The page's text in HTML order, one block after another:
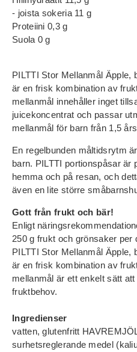
- joista sokeria 11 g
Proteiini 0,3 g
Suola 0 g
PILTTI Stor Mellanmål Äpple,
är en frisk kombination av
mellanmål innehåller inget
juicekoncentrat och passar
mellanmål för barn från 1,5
En regelbunden måltidsrytm
barn. PILTTI portionspåsar är
hemma och på resan, och
även en lite större
Gott från frukt och bär!
Enligt
250 g frukt och grönsaker per
PILTTI Stor Mellanmål Äpple,
är en frisk kombination av
mellanmål är ett enkelt sätt
fruktbehov.
Ingredienser
vatten, glutenfritt
surhetsreglerande medel